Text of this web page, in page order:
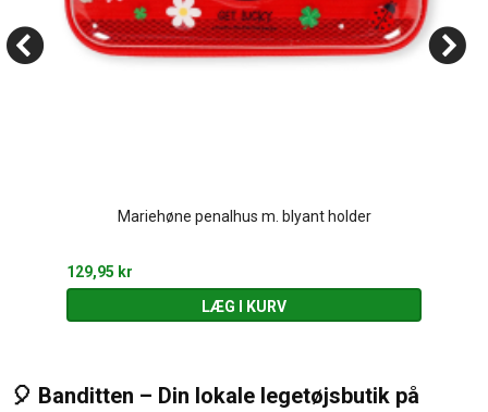
Mariehøne penalhus m. blyant holder
129,95 kr
LÆG I KURV
🎈 Banditten – Din lokale legetøjsbutik på